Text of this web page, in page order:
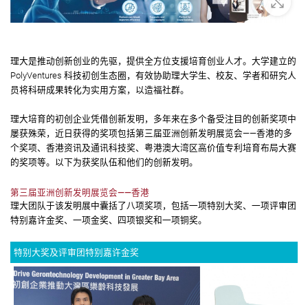
放大
理大是推动创新创业的先驱，提供全方位支援培育创业人才。大学建立的
PolyVentures 科技初创生态圈，有效协助理大学生、校友、学者和研究人
员将科研成果转化为实用方案，以造福社群。
理大培育的初创企业凭借创新发明，多年来在多个备受注目的创新奖项中
屡获殊荣，近日获得的奖项包括第三届亚洲创新发明展览会——香港的多
个奖项、香港资讯及通讯科技奖、粤港澳大湾区高价值专利培育布局大赛
的奖项等。以下为获奖队伍和他们的创新发明。
第三届亚洲创新发明展览会——香港
理大团队于该发明展中囊括了⼋项奖项，包括一项特别大奖、一项评审团
特别嘉许金奖、一项金奖、四项银奖和一项铜奖。
特别大奖及评审团特别嘉许金奖